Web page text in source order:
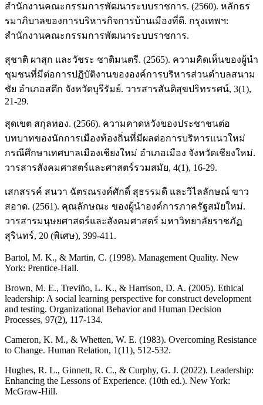
สำนักงานคณะกรรมการพัฒนาระบบราชการ. (2560). หลักธร
รมาภิบาลของการบริหารกิจการบ้านเมืองที่ดี. กรุงเทพฯ:
สำนักงานคณะกรรมการพัฒนาระบบราชการ.
สุชาติ ผาสุก และวัชระ ชาติมนตรี. (2565). ความคิดเห็นของผู้นำ
ชุมชนที่มีต่อการปฏิบัติงานขององค์การบริหารส่วนตำบลสนาม
ชัย อำเภอสตึก จังหวัดบุรีรัมย์. วารสารสันติสุขปริทรรศน์, 3(1),
21-29.
สุดเขต สกุลทอง. (2566). ความคาดหวังของประชาชนต่อ
บทบาทของนักการเมืองท้องถิ่นที่มีผลต่อการบริหารแนวใหม่
กรณีศึกษาเทศบาลเมืองเชียงใหม่ อำเภอเมือง จังหวัดเชียงใหม่.
วารสารสังคมศาสตร์และศาสตร์รวมสมัย, 4(1), 16-29.
เสกสรรค์ สนวา ฉัตรณรงค์ศักดิ์ สุธรรมดี และวิไลลักษณ์ ขาว
สอาด. (2561). คุณลักษณะ ของผู้นำองค์การภาครัฐสมัยใหม่.
วารสารมนุษยศาสตร์และสังคมศาสตร์ มหาวิทยาลัยราชภัฏ
สุรินทร์, 20 (พิเศษ), 399-411.
Bartol, M. K., & Martin, C. (1998). Management Quality. New
York: Prentice-Hall.
Brown, M. E., Treviño, L. K., & Harrison, D. A. (2005). Ethical
leadership: A social learning perspective for construct development
and testing. Organizational Behavior and Human Decision
Processes, 97(2), 117-134.
Cameron, K. M., & Whetten, W. E. (1983). Overcoming Resistance
to Change. Human Relation, 1(11), 512-532.
Hughes, R. L., Ginnett, R. C., & Curphy, G. J. (2022). Leadership:
Enhancing the Lessons of Experience. (10th ed.). New York:
McGraw-Hill.